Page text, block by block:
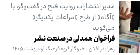
مدیر انتشارات روایت فتح در گفت‌وگو با
«آگاه» از طرح «مراعات یکدیگر»
می‌گوید
فراخوان همدلی در صنعت نشر
زهرا بذر افکن- خبرنگار گروه فرهنگ:اردیبهشت ۱۴۰۵